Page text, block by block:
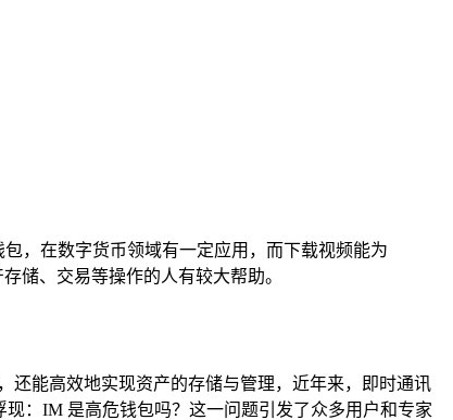
，在数字货币领域有一定应用，而下载视频能为
储、交易等操作的人有较大帮助。
还能高效地实现资产的存储与管理，近年来，即时通讯
：IM 是高危钱包吗？这一问题引发了众多用户和专家